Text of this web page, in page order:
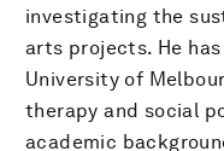
investigating the
arts projects. He
University of
therapy and social
academic